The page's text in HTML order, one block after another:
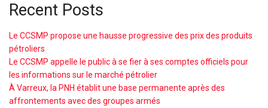
Recent Posts
Le CCSMP propose une hausse progressive des prix des produits
pétroliers
Le CCSMP appelle le public à se fier à ses comptes officiels pour
les informations sur le marché pétrolier
À Varreux, la PNH établit une base permanente après des
affrontements avec des groupes armés